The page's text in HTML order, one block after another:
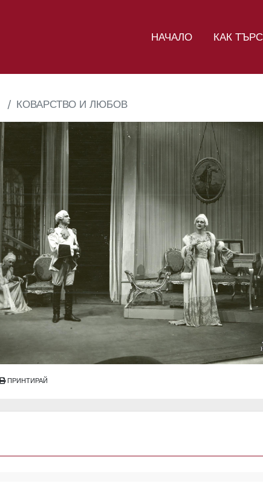
НАЧАЛО КАК
КОВАРСТВО И ЛЮБОВ
ПРИНТИРАЙ